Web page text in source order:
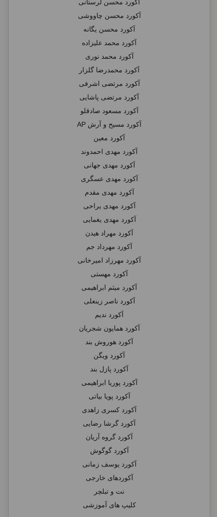
آکورد محسن لرستانی
آکورد محسن چاووشی
آکورد محسن یگانه
آکورد محمد علیزاده
آکورد محمد نوری
آکورد محمدرضا گلزار
آکورد مرتضی اشرفی
آکورد مرتضی پاشایی
آکورد مسعود صادقلو
آکورد مسیح و آرش AP
آکورد معین
آکورد مهدی احمدوند
آکورد مهدی جهانی
آکورد مهدی عسگری
آکورد مهدی مقدم
آکورد مهدی یراحی
آکورد مهدی یغمایی
آکورد مهراد هیدن
آکورد مهرداد جم
آکورد مهرزاد امیرخانی
آکورد مهستی
آکورد میثم ابراهیمی
آکورد ناصر زینعلی
آکورد ندیم
آکورد همایون شجریان
آکورد هوروش بند
آکورد ویگن
آکورد پازل بند
آکورد پوریا ابراهیمی
آکورد پویا بیاتی
آکورد کسری زاهدی
آکورد گرشا رضایی
آکورد گروه آریان
آکورد گوگوش
آکورد یوسف زمانی
آکوردهای خارجی
نت و تبلچر
کلیپ های آموزشی